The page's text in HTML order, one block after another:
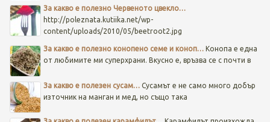
За какво е полезно Червеното цвекло…
http://poleznata.kutiika.net/wp-
content/uploads/2010/05/beetroot2.jpg
За какво е полезно конопено семе и коноп… Конопа е една
от любимите ми суперхрани. Вкусно е, връзва се с почти в
За какво е полезен сусам… Сусамът е не само много добър
източник на манган и мед, но също така